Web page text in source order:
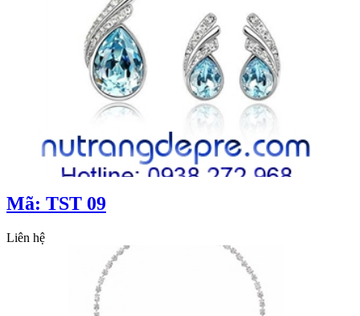
Mã: TST 09
Liên hệ